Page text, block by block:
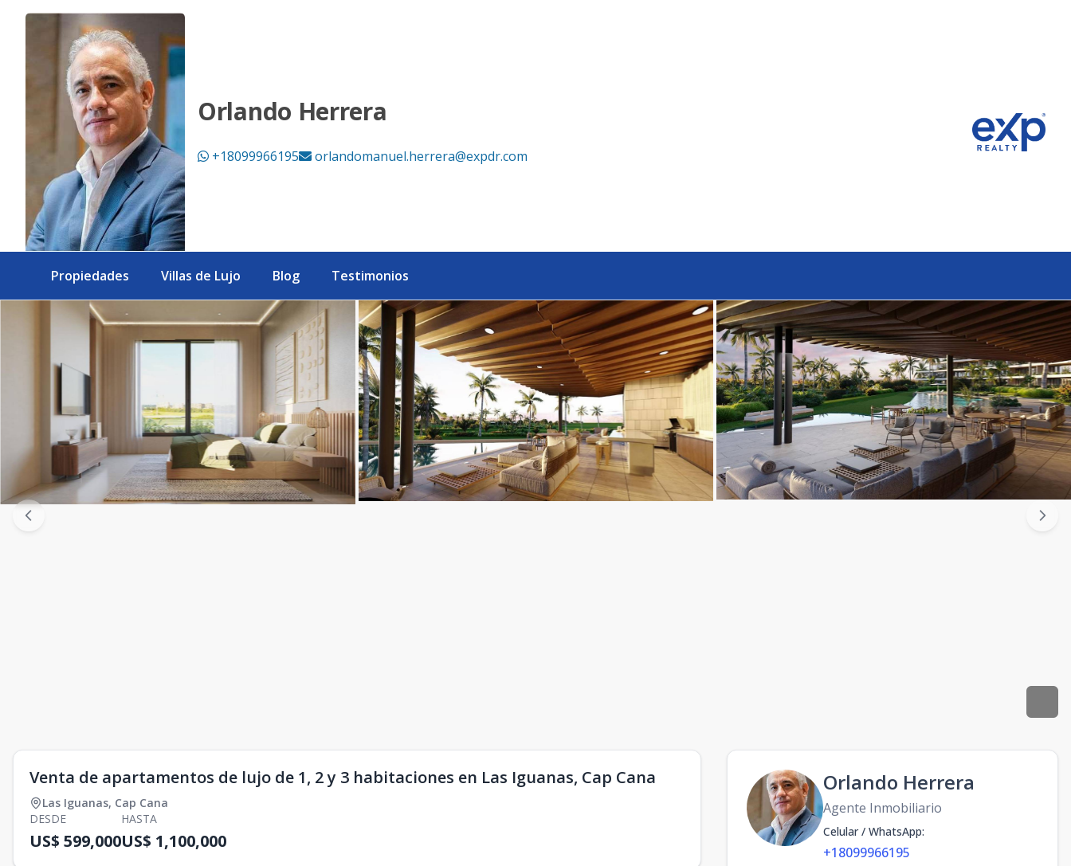
Orlando Herrera
+18099966195 orlandomanuel.herrera@expdr.com
Propiedades Villas de Lujo Blog Testimonios
Venta de apartamentos de lujo de 1, 2 y 3 habitaciones en Las Iguanas, Cap Cana
Las Iguanas, Cap Cana
DESDE
US$ 599,000
HASTA
US$ 1,100,000
Orlando Herrera
Agente Inmobiliario
Celular / WhatsApp:
+18099966195
Venta de apartamentos de lujo de 1, 2 y 3 habitaciones en Las Iguanas, Cap Cana - eXp Realty República Dominicana